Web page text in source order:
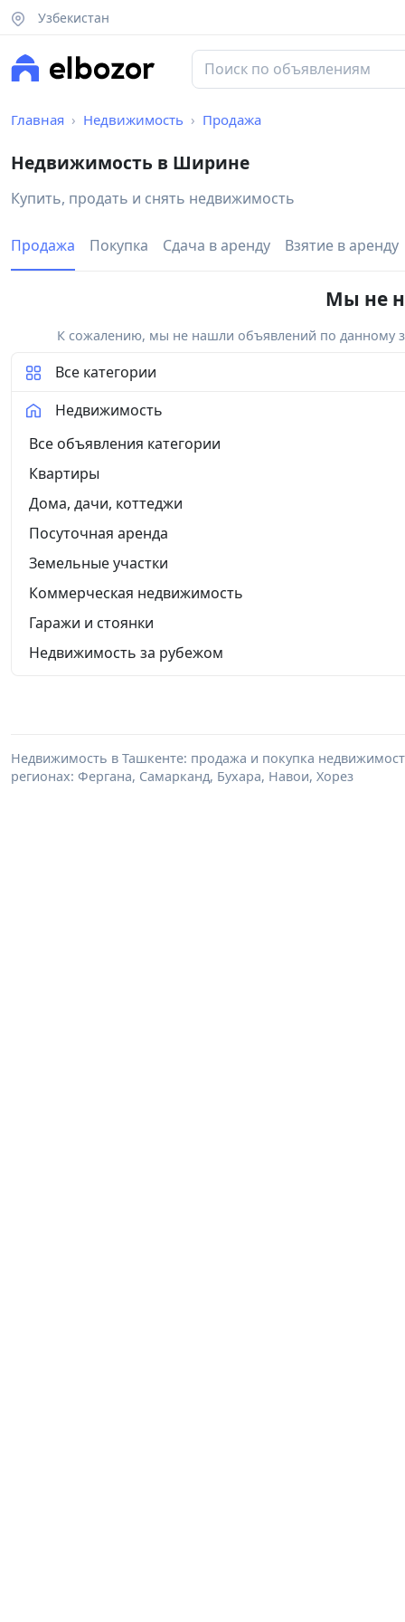
Узбекистан
Главная Недвижимость Продажа
Недвижимость в Ширине
Купить, продать и снять недвижимость
Продажа Покупка Сдача в аренду Взятие в аренду
Мы не
К сожалению, мы не нашли объявлений по данному
Все категории
Недвижимость
Все объявления категории
Квартиры
Дома, дачи, коттеджи
Посуточная аренда
Земельные участки
Коммерческая недвижимость
Гаражи и стоянки
Недвижимость за рубежом
Недвижимость в Ташкенте: продажа и покупка
регионах: Фергана, Самарканд, Бухара, Навои, Хорез